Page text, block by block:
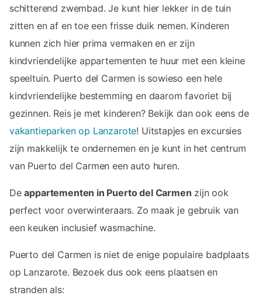
schitterend zwembad. Je kunt hier lekker in de tuin
zitten en af en toe een frisse duik nemen. Kinderen
kunnen zich hier prima vermaken en er zijn
kindvriendelijke appartementen te huur met een kleine
speeltuin. Puerto del Carmen is sowieso een hele
kindvriendelijke bestemming en daarom favoriet bij
gezinnen. Reis je met kinderen? Bekijk dan ook eens de
vakantieparken op Lanzarote! Uitstapjes en excursies
zijn makkelijk te ondernemen en je kunt in het centrum
van Puerto del Carmen een auto huren.
Deappartementen in Puerto del Carmen zijn ook
perfect voor overwinteraars. Zo maak je gebruik van
een keuken inclusief wasmachine.
Puerto del Carmen is niet de enige populaire badplaats
op Lanzarote. Bezoek dus ook eens plaatsen en
stranden als: